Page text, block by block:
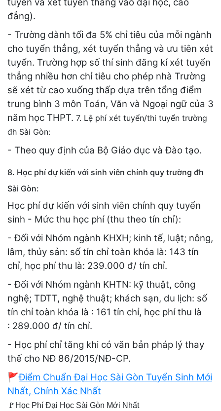
đẳng).
- Trường dành tối đa 5% chỉ tiêu của mỗi ngành
cho tuyển thẳng, xét tuyển thẳng và ưu tiên xét
tuyển. Trường hợp số thí sinh đăng kí xét tuyển
thẳng nhiều hơn chỉ tiêu cho phép nhà Trường
sẽ xét từ cao xuống thấp dựa trên tổng điểm
trung bình 3 môn Toán, Văn và Ngoại ngữ của 3
năm học THPT. 7. Lệ phí xét tuyển/thi tuyển trường
đh Sài Gòn:
- Theo quy định của Bộ Giáo dục và Đào tạo.
8. Học phí dự kiến với sinh viên chính quy trường đh
Sài Gòn:
Học phí dự kiến với sinh viên chính quy tuyển
sinh - Mức thu học phí (thu theo tín chỉ):
- Đối với Nhóm ngành KHXH; kinh tế, luật; nông,
lâm, thủy sản: số tín chỉ toàn khóa là: 143 tín
chỉ, học phí thu là: 239.000 đ/ tín chỉ.
- Đối với Nhóm ngành KHTN: kỹ thuật, công
nghệ; TDTT, nghệ thuật; khách sạn, du lịch: số
tín chỉ toàn khóa là : 161 tín chỉ, học phí thu là
: 289.000 đ/ tín chỉ.
- Học phí chỉ tăng khi có văn bản pháp lý thay
thế cho NĐ 86/2015/NĐ-CP.
🚩Điểm Chuẩn Đại Học Sài Gòn Tuyển Sinh Mới
Nhất, Chính Xác Nhất
🚩Học Phí Đại Học Sài Gòn Mới Nhất